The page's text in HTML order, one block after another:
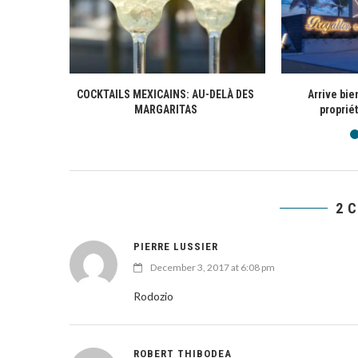
COCKTAILS MEXICAINS: AU-DELÀ DES
MARGARITAS
Arrive
2
PIERRE LUSSIER
December 3, 2017 at 6:08 pm
Rodozio
ROBERT THIBODEA